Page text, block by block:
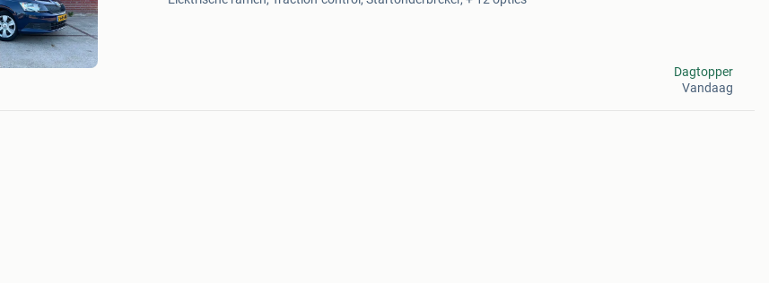
Favorieten
Dagtopper
Vandaag